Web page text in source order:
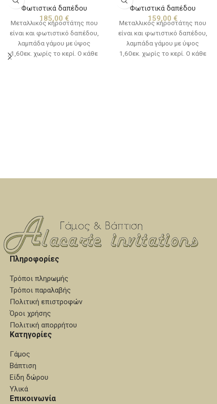
Φωτιστικά δαπέδου
185,00 €
Μεταλλικός κηροστάτης που
είναι και φωτιστικό δαπέδου,
λαμπάδα γάμου με ύψος
1,60εκ. χωρίς το κερί. Ο κάθε
κεριά στους κηροστάτες εκτός
από αυτά της φωτογραφίας.
Φωτιστικά δαπέδου
159,00 €
Μεταλλικός κηροστάτης που
είναι και φωτιστικό δαπέδου,
λαμπάδα γάμου με ύψος
1,60εκ. χωρίς το κερί. Ο κάθε
από αυτά της φωτογραφίας.
Πληροφορίες
Τρόποι πληρωμής
Τρόποι παραλαβής
Πολιτική επιστροφών
Όροι χρήσης
Πολιτική απορρήτου
Κατηγορίες
Γάμος
Βάπτιση
Είδη δώρου
Υλικά
Επικοινωνία